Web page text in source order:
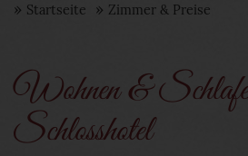
Startseite Zimmer & Preise
Wohnen &
Schlosshotel